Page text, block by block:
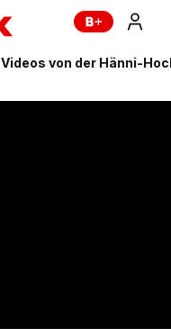
Videos von der Hänni-